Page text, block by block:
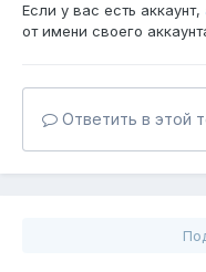
Если у вас есть аккаунт,
от имени своего
Ответить в этой